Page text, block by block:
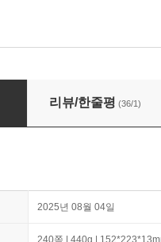
만 원 버는 유튜브 첫걸음
리뷰/한줄평 (36/1)
2025년 08월 04일
240쪽 | 440g |